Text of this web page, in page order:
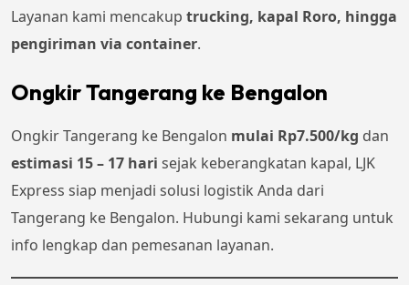
Layanan kami mencakup trucking, kapal Roro, hingga
pengiriman via container.
Ongkir Tangerang ke Bengalon
Ongkir Tangerang ke Bengalon mulai Rp7.500/kg dan
estimasi 15 – 17 hari sejak keberangkatan kapal, LJK
Express siap menjadi solusi logistik Anda dari
Tangerang ke Bengalon. Hubungi kami sekarang untuk
info lengkap dan pemesanan layanan.